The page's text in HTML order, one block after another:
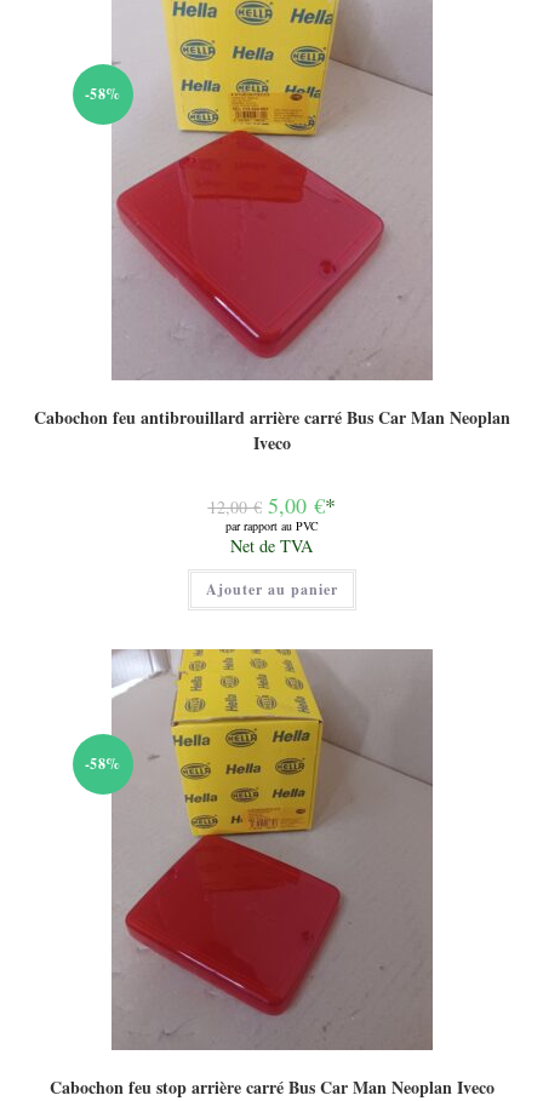
-58%
Cabochon feu antibrouillard arrière carré Bus Car Man Neoplan
Iveco
12,00€ Le
prix
initial
était :
12,00 €.
5,00 €*
par rapport au PVC
Le
prix
actuel
est :
5,00 €.
Net de TVA
Ajouter au panier
-58%
Cabochon feu stop arrière carré Bus Car Man Neoplan Iveco